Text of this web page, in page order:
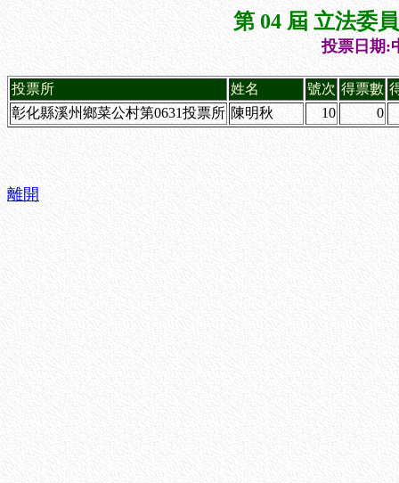
第 04 屆 立法委
投票日期:
投票所 姓名 號次 得票數
彰化縣溪州鄉菜公村第0631投票所 陳明秋 10 0
離開